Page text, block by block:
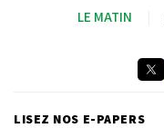
LE MATIN
LISEZ NOS E-PAPERS